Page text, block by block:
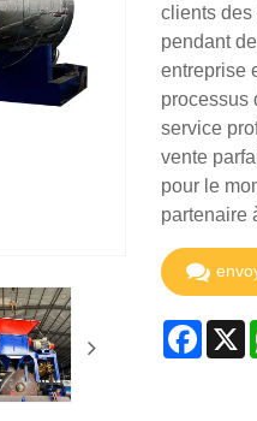
clients des
pendant
entreprise
processus
service
vente
pour le
partenaire
X